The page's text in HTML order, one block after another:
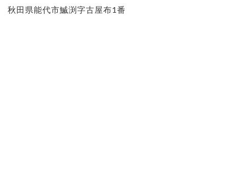
秋田県能代市鰄渕字古屋布1番